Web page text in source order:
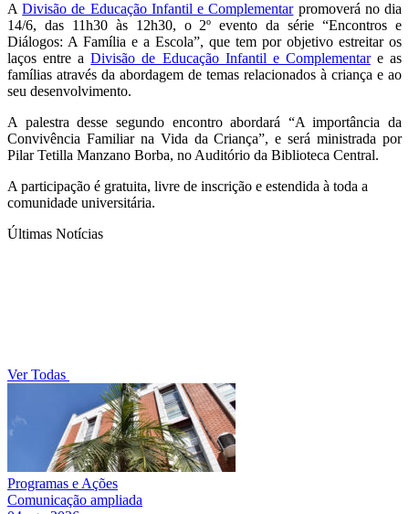
ADivisão de Educação Infantil e Complementarpromoverá no dia
14/6, das 11h30 às 12h30, o 2º evento da série “Encontros e
Diálogos: A Família e a Escola”, que tem por objetivo estreitar os
laços entre aDivisão de Educação Infantil e Complementare as
famílias através da abordagem de temas relacionados à criança e ao
seu desenvolvimento.
A palestra desse segundo encontro abordará “A importância da
Convivência Familiar na Vida da Criança”, e será ministrada por
Pilar Tetilla Manzano Borba, no Auditório da Biblioteca Central.
A participação é gratuita, livre de inscrição e estendida à toda a
comunidade universitária.
Últimas Notícias
Ver Todas
Programas e Ações
Comunicação ampliada